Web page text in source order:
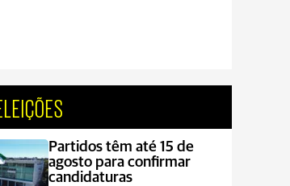
Partidos têm até 15 de
agosto para confirmar
candidaturas